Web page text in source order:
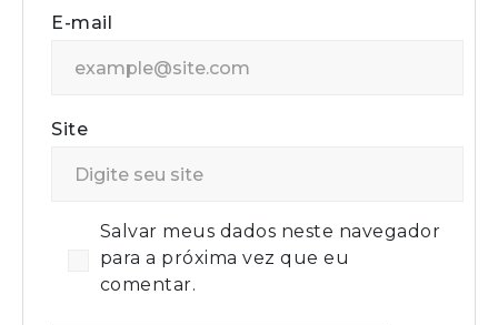
E-mail
Site
Salvar meus dados neste navegador
para a próxima vez que eu
comentar.